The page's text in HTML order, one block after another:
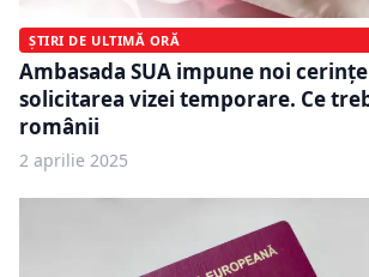
ȘTIRI DE ULTIMĂ ORĂ
Ambasada SUA impune noi
solicitarea vizei temporare. Ce
românii
2 aprilie 2025